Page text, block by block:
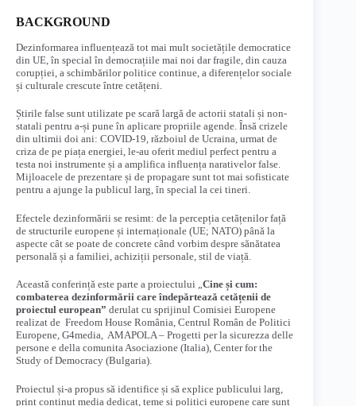
BACKGROUND
Dezinformarea influențează tot mai mult societățile democratice
din UE, în special în democrațiile mai noi dar fragile, din cauza
corupției, a schimbărilor politice continue, a diferențelor sociale
și culturale crescute între cetățeni.
Știrile false sunt utilizate pe scară largă de actorii statali și non-
statali pentru a-și pune în aplicare propriile agende. Însă crizele
din ultimii doi ani: COVID-19, războiul de Ucraina, urmat de
criza de pe piața energiei, le-au oferit mediul perfect pentru a
testa noi instrumente și a amplifica influența narativelor false.
Mijloacele de prezentare și de propagare sunt tot mai sofisticate
pentru a ajunge la publicul larg, în special la cei tineri.
Efectele dezinformării se resimt: de la percepția cetățenilor față
de structurile europene și internaționale (UE; NATO) până la
aspecte cât se poate de concrete când vorbim despre sănătatea
personală și a familiei, achiziții personale, stil de viață.
Această conferință este parte a proiectului „Cine și cum:
combaterea dezinformării care îndepărtează cetățenii de
proiectul european” derulat cu sprijinul Comisiei Europene
realizat de Freedom House România, Centrul Român de Politici
Europene, G4media, AMAPOLA – Progetti per la sicurezza delle
persone e della comunita Asociazione (Italia), Center for the
Study of Democracy (Bulgaria).
Proiectul și-a propus să identifice și să explice publicului larg,
print conținut media dedicat, teme și politici europene care sunt